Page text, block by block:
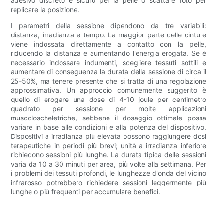
replicare la posizione.
I parametri della sessione dipendono da tre variabili:
distanza, irradianza e tempo. La maggior parte delle cinture
viene indossata direttamente a contatto con la pelle,
riducendo la distanza e aumentando l'energia erogata. Se è
necessario indossare indumenti, scegliere tessuti sottili e
aumentare di conseguenza la durata della sessione di circa il
25-50%, ma tenere presente che si tratta di una regolazione
approssimativa. Un approccio comunemente suggerito è
quello di erogare una dose di 4-10 joule per centimetro
quadrato per sessione per molte applicazioni
muscoloscheletriche, sebbene il dosaggio ottimale possa
variare in base alle condizioni e alla potenza del dispositivo.
Dispositivi a irradianza più elevata possono raggiungere dosi
terapeutiche in periodi più brevi; unità a irradianza inferiore
richiedono sessioni più lunghe. La durata tipica delle sessioni
varia da 10 a 30 minuti per area, più volte alla settimana. Per
i problemi dei tessuti profondi, le lunghezze d'onda del vicino
infrarosso potrebbero richiedere sessioni leggermente più
lunghe o più frequenti per accumulare benefici.